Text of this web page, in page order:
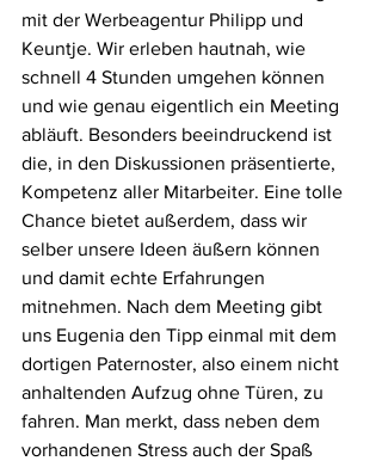
mit der Werbeagentur Philipp und
Keuntje. Wir erleben hautnah, wie
schnell 4 Stunden umgehen können
und wie genau eigentlich ein Meeting
abläuft. Besonders beeindruckend ist
die, in den Diskussionen präsentierte,
Kompetenz aller Mitarbeiter. Eine tolle
Chance bietet außerdem, dass wir
selber unsere Ideen äußern können
und damit echte Erfahrungen
mitnehmen. Nach dem Meeting gibt
uns Eugenia den Tipp einmal mit dem
dortigen Paternoster, also einem nicht
anhaltenden Aufzug ohne Türen, zu
fahren. Man merkt, dass neben dem
vorhandenen Stress auch der Spaß